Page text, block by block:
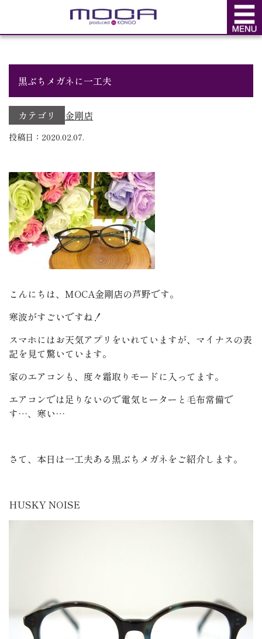
BLOG
黒ぶちメガネに一工夫
カテゴリ 金剛店
投稿日：2020.02.07.
こんにちは、MOCA金剛店の芦野です。
寒波がすごいですね！
スマホにはお天気アプリをいれていますが、マイナスの表
記を見て驚いています。
家のエアコンも、度々霜取りモードに入ってます。
エアコンでは足りないので電気ヒーターと毛布常備で
す…、寒い…
さて、本日は一工夫ある黒ぶちメガネをご紹介します。
HUSKY NOISE